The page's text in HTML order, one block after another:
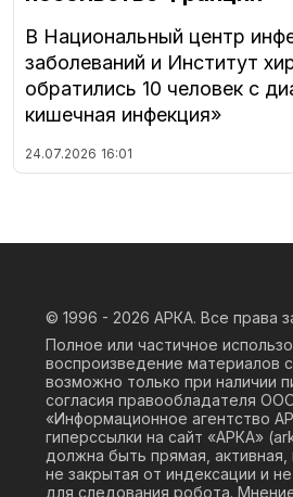
В Национальный центр
заболеваний и Институт
обратились 10 человек с
кишечная инфекция»
24.07.2026 16:01
© 1996 - 2026 АРКА. Все права
Полное или частичное
воспроизведение материалов
возможно только при наличии
согласия правообладателя
«Информационное агентство
гиперссылки на сайт «АРКА» (
должна быть прямая, активная,
не закрытая от индексации и
для следования робота.